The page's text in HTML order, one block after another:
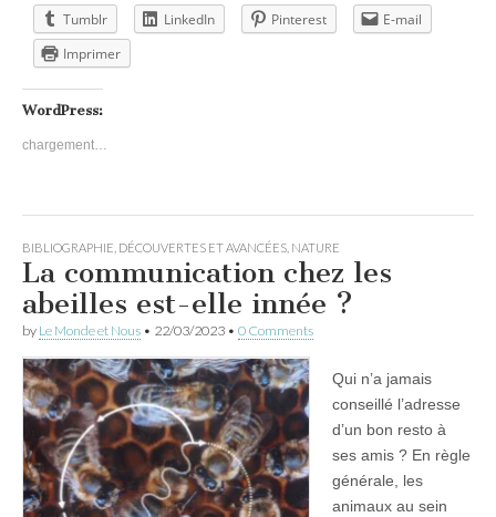
Tumblr
LinkedIn Pinterest
E-mail
Imprimer
WordPress:
chargement…
BIBLIOGRAPHIE DÉCOUVERTES ET AVANCÉES NATURE
La communication chez les
abeilles est-elle innée ?
by Le Monde et Nous • 22/03/2023 • 0 Comments
Qui n’a jamais
conseillé l’adresse
d’un bon resto à
ses amis ? En règle
générale, les
animaux au sein